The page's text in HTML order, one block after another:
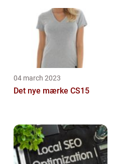
04 march 2023
Det nye mærke CS15